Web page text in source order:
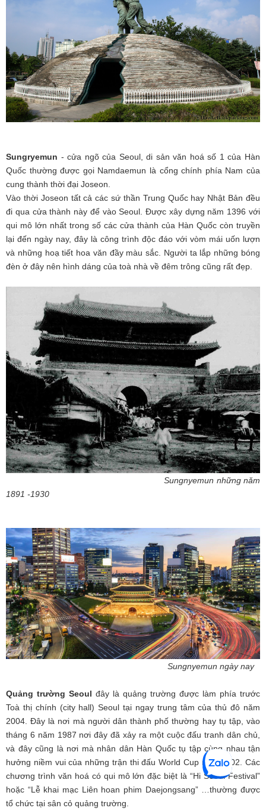
Sungryemun - cửa ngõ của Seoul, di sản văn hoá số 1 của Hàn
Quốc thường được gọi Namdaemun là cổng chính phía Nam của
cung thành thời đại Joseon.
Vào thời Joseon tất cả các sứ thần Trung Quốc hay Nhật Bản đều
đi qua cửa thành này để vào Seoul. Được xây dựng năm 1396 với
qui mô lớn nhất trong số các cửa thành của Hàn Quốc còn truyền
lại đến ngày nay, đây là công trình độc đáo với vòm mái uốn lượn
và những hoạ tiết hoa văn đầy màu sắc. Người ta lắp những bóng
đèn ở đây nên hình dáng của toà nhà về đêm trông cũng rất đẹp.
Sungnyemun những năm
1891 -1930
Sungnyemun ngày nay
Quảng trường Seoul đây là quảng trường được làm phía trước
Toà thị chính (city hall) Seoul tại ngay trung tâm của thủ đô năm
2004. Đây là nơi mà người dân thành phố thường hay tụ tập, vào
tháng 6 năm 1987 nơi đây đã xảy ra một cuộc đấu tranh dân chủ,
và đây cũng là nơi mà nhân dân Hàn Quốc tụ tập cùng nhau tận
hưởng niềm vui của những trận thi đấu World Cup năm 2002. Các
chương trình văn hoá có qui mô lớn đặc biệt là “Hi Seoul Festival”
hoặc “Lễ khai mạc Liên hoan phim Daejongsang” …thường được
tổ chức tại sân cỏ quảng trường.